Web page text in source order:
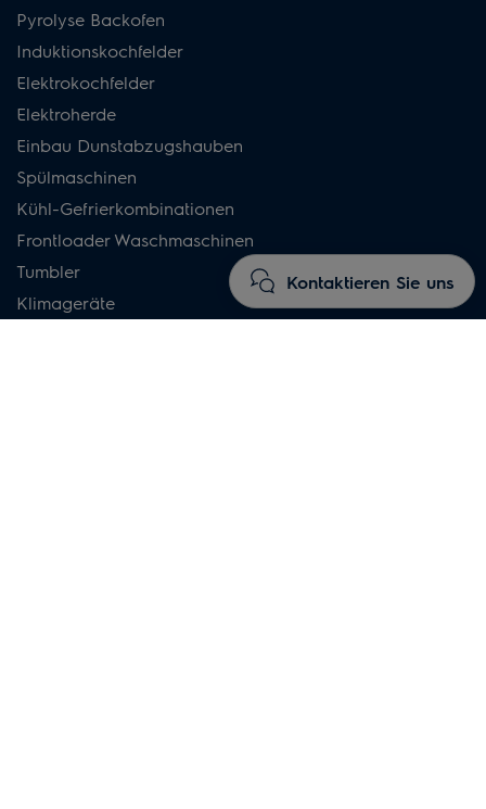
Kontaktieren Sie uns
Pyrolyse Backofen
Induktionskochfelder
Elektrokochfelder
Elektroherde
Einbau Dunstabzugshauben
Spülmaschinen
Kühl-Gefrierkombinationen
Frontloader Waschmaschinen
Tumbler
Klimageräte